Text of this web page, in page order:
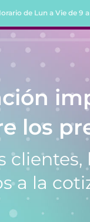
los
clientes,
a la
de Lun a Vie de 9 a
COMO COMPRAR